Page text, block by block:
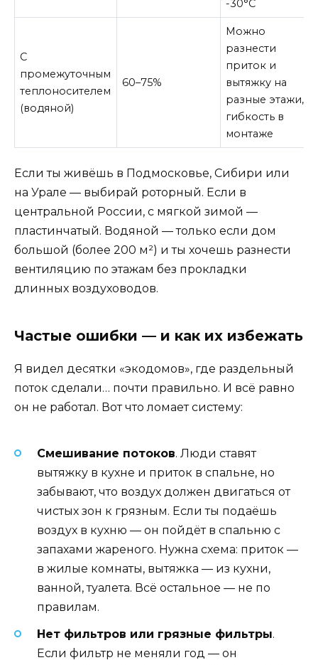
-30°C
С
промежуточным
теплоносителем
(водяной)
60–75%
Можно
разнести
приток и
вытяжку на
разные этажи,
гибкость в
монтаже
Если ты живёшь в Подмосковье, Сибири или
на Урале — выбирай роторный. Если в
центральной России, с мягкой зимой —
пластинчатый. Водяной — только если дом
большой (более 200 м²) и ты хочешь разнести
вентиляцию по этажам без прокладки
длинных воздуховодов.
Частые ошибки — и как их избежать
Я видел десятки «экодомов», где раздельный
поток сделали… почти правильно. И всё равно
он не работал. Вот что ломает систему:
Смешивание потоков. Люди ставят
вытяжку в кухне и приток в спальне, но
забывают, что воздух должен двигаться от
чистых зон к грязным. Если ты подаёшь
воздух в кухню — он пойдёт в спальню с
запахами жареного. Нужна схема: приток —
в жилые комнаты, вытяжка — из кухни,
ванной, туалета. Всё остальное — не по
правилам.
Нет фильтров или грязные фильтры.
Если фильтр не меняли год — он